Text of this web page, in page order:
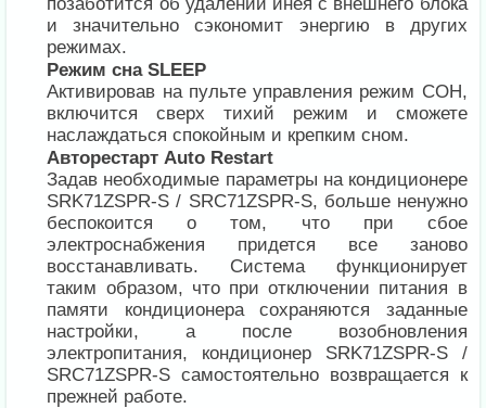
и значительно сэкономит энергию в других
режимах.
Режим сна SLEEP
Активировав на пульте управления режим СОН,
включится сверх тихий режим и сможете
наслаждаться спокойным и крепким сном.
Авторестарт Auto Restart
Задав необходимые параметры на кондиционере
SRK71ZSPR-S / SRC71ZSPR-S, больше ненужно
беспокоится о том, что при сбое
электроснабжения придется все заново
восстанавливать. Система функционирует
таким образом, что при отключении питания в
памяти кондиционера сохраняются заданные
настройки, а после возобновления
электропитания, кондиционер SRK71ZSPR-S /
SRC71ZSPR-S самостоятельно возвращается к
прежней работе.